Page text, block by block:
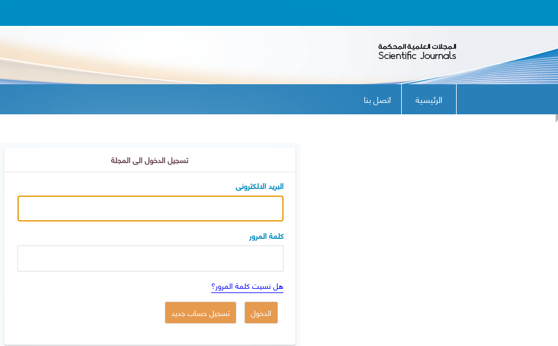
الرئيسية اتصل بنا
تسجيل الدخول الى المجلة
البريد الالكترونى
كلمة المرور
هل نسيت كلمة المرور؟